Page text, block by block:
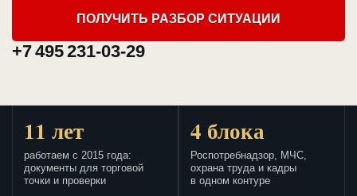
ПОЛУЧИТЬ РАЗБОР СИТУАЦИИ
+7 495 231-03-29
11 лет
работаем с 2015 года:
документы для торговой
точки и проверки
4 блока
Роспотребнадзор, МЧС,
охрана труда и кадры
в одном контуре